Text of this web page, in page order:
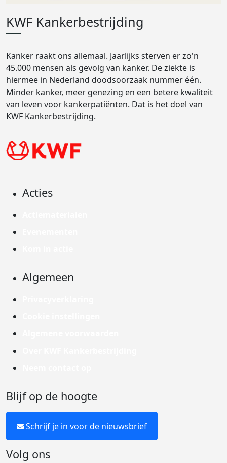
KWF Kankerbestrijding
Kanker raakt ons allemaal. Jaarlijks sterven er zo'n
45.000 mensen als gevolg van kanker. De ziekte is
hiermee in Nederland doodsoorzaak nummer één.
Minder kanker, meer genezing en een betere kwaliteit
van leven voor kankerpatiënten. Dat is het doel van
KWF Kankerbestrijding.
Acties
Algemeen
Blijf op de hoogte
Schrijf je in voor de nieuwsbrief
Volg ons